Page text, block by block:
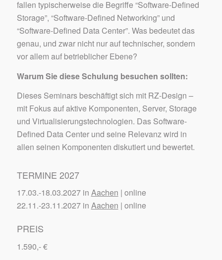
fallen typischerweise die Begriffe “Software-Defined
Storage”, “Software-Defined Networking” und
“Software-Defined Data Center”. Was bedeutet das
genau, und zwar nicht nur auf technischer, sondern
vor allem auf betrieblicher Ebene?
Warum Sie diese Schulung besuchen sollten:
Dieses Seminars beschäftigt sich mit RZ-Design –
mit Fokus auf aktive Komponenten, Server, Storage
und Virtualisierungstechnologien. Das Software-
Defined Data Center und seine Relevanz wird in
allen seinen Komponenten diskutiert und bewertet.
TERMINE 2027
17.03.-18.03.2027 in Aachen | online
22.11.-23.11.2027 in Aachen | online
PREIS
1.590,- €